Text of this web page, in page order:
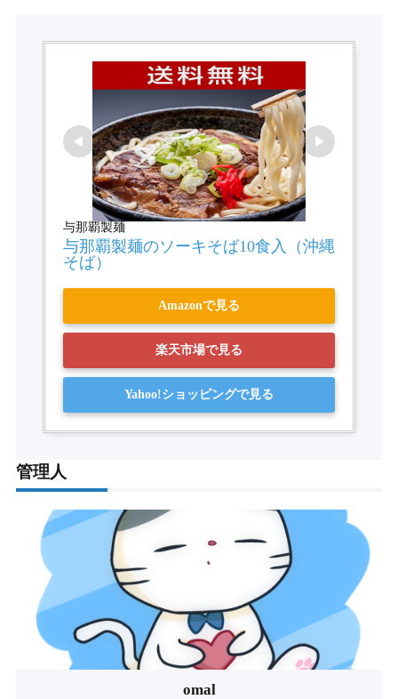
与那覇製麺
与那覇製麺のソーキそば10食入（沖縄
そば）
Amazonで見る
楽天市場で見る
Yahoo!ショッピングで見る
管理人
omal